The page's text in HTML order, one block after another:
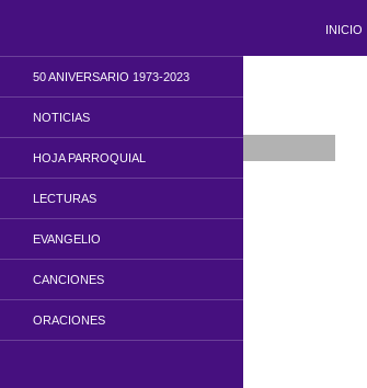
INICIO
50 ANIVERSARIO 1973-2023
NOTICIAS
HOJA PARROQUIAL
LECTURAS
EVANGELIO
CANCIONES
ORACIONES